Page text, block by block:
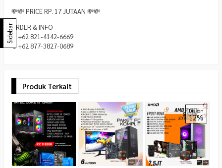
💸💸 PRICE RP. 17 JUTAAN 💸💸
ORDER & INFO
📱+62 821-4142-6669
📱+62 877-3827-0689
Produk Terkait
Diskon
12%
Sidebar